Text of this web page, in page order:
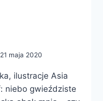
21 maja 2020
ilustracje Asia
niebo gwieździste